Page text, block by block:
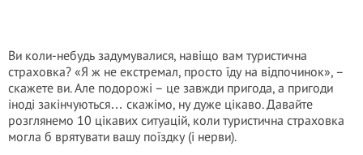
Ви коли-небудь задумувалися, навіщо вам туристична
страховка? «Я ж не екстремал, просто їду на відпочинок», –
скажете ви. Але подорожі – це завжди пригода, а пригоди
іноді закінчуються… скажімо, ну дуже цікаво. Давайте
розглянемо 10 цікавих ситуацій, коли туристична страховка
могла б врятувати вашу поїздку (і нерви).